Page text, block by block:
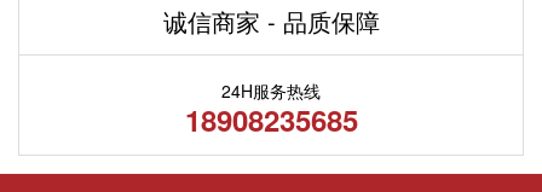
诚信商家 - 品质保障
24H服务热线
18908235685